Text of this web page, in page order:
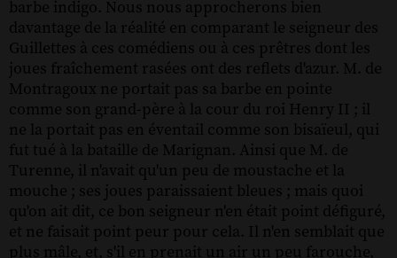
barbe indigo. Nous nous approcherons bien
davantage de la réalité en comparant le seigneur des
Guillettes à ces comédiens ou à ces prêtres dont les
joues fraîchement rasées ont des reflets d'azur. M. de
Montragoux ne portait pas sa barbe en pointe
comme son grand-père à la cour du roi Henry II ; il
ne la portait pas en éventail comme son bisaïeul, qui
fut tué à la bataille de Marignan. Ainsi que M. de
Turenne, il n'avait qu'un peu de moustache et la
mouche ; ses joues paraissaient bleues ; mais quoi
qu'on ait dit, ce bon seigneur n'en était point défiguré,
et ne faisait point peur pour cela. Il n'en semblait que
plus mâle, et, s'il en prenait un air un peu farouche,